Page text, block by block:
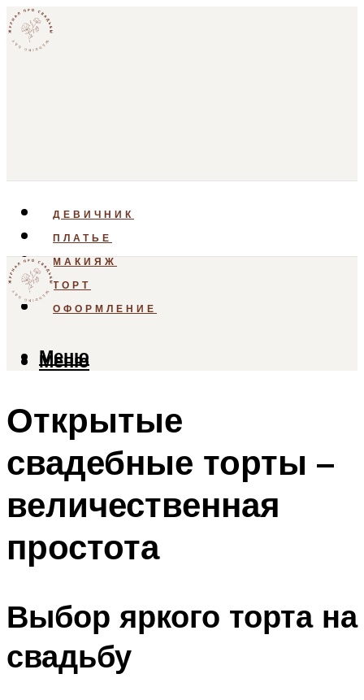
ДЕВИЧНИК
ПЛАТЬЕ
МАКИЯЖ
ТОРТ
ОФОРМЛЕНИЕ
Меню
Меню
Открытые
свадебные торты –
величественная
простота
Выбор яркого торта на
свадьбу